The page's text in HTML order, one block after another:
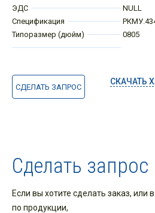
ЭДС
NULL
Спецификация
Типоразмер (дюйм)
0805
СДЕЛАТЬ ЗАПРОС
СКАЧАТЬ
Сделать запрос
Если вы хотите сделать заказ, или
по продукции,